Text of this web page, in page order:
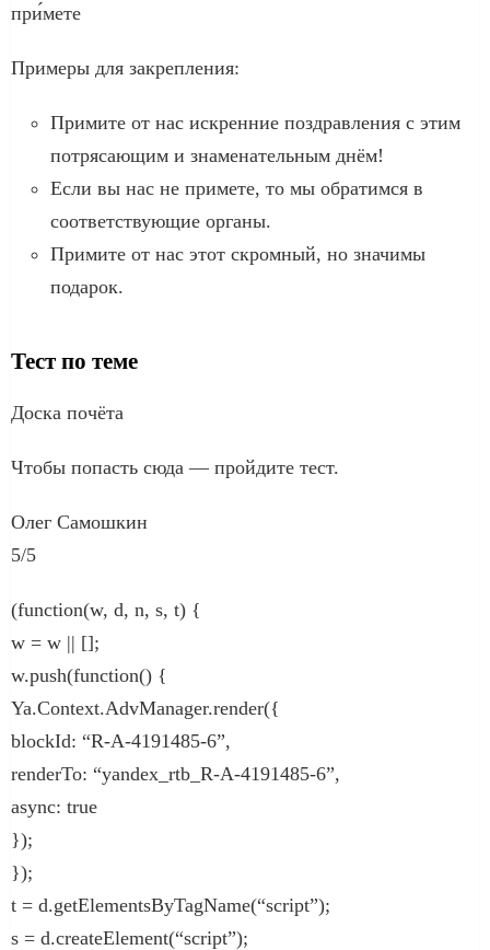
при́мете
Примеры для закрепления:
Примите от нас искренние поздравления с этим
потрясающим и знаменательным днём!
Если вы нас не примете, то мы обратимся в
соответствующие органы.
Примите от нас этот скромный, но значимы
подарок.
Тест по теме
Доска почёта
Чтобы попасть сюда — пройдите тест.
Олег Самошкин
5/5
(function(w, d, n, s, t) {
w = w || [];
w.push(function() {
Ya.Context.AdvManager.render({
blockId: “R-A-4191485-6”,
renderTo: “yandex_rtb_R-A-4191485-6”,
async: true
});
});
t = d.getElementsByTagName(“script”);
s = d.createElement(“script”);